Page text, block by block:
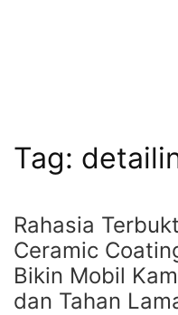
Tag:
Rahasia
Ceramic
Bikin Mobil
dan Tahan